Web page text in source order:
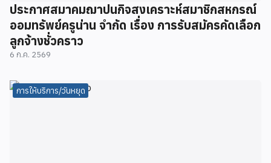
ประกาศสมาคมฌาปนกิจสงเคราะห์สมาชิกสหกรณ์
ออมทรัพย์ครูน่าน จำกัด เรื่อง การรับสมัครคัดเลือก
ลูกจ้างชั่วคราว
6 ก.ค. 2569
การให้บริการ/วันหยุด